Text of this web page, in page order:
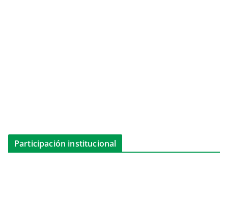
Participación institucional